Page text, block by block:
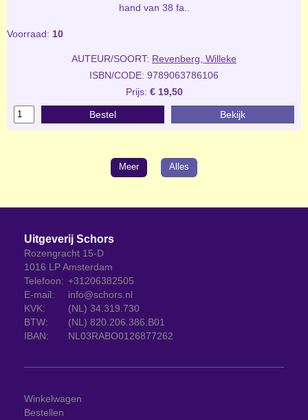
hand van 38 fa..
Voorraad: 10
AUTEUR/SOORT: Revenberg, Willeke
ISBN/CODE: 9789063786106
Prijs: € 19,50
Bestel Bekijk
Meer Alles
Uitgeverij Schors
Rozengracht 15-D
1016 LP Amsterdam
Telefoon: +31206382505
E-mail:
info@schors.nl
KVK:
(NL) 34.319.730
BTW:
(NL) 820.206.386.B01
IBAN:
NL03RABO0126877262
Winkelwagen
Bestellen